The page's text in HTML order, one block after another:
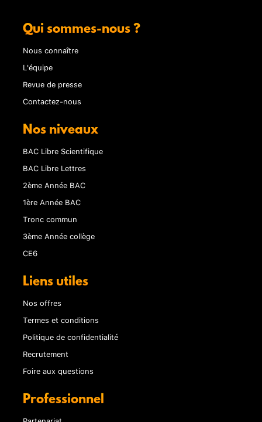
Qui sommes-nous ?
Nous connaître
L'équipe
Revue de presse
Contactez-nous
Nos niveaux
BAC Libre Scientifique
BAC Libre Lettres
2ème Année BAC
1ère Année BAC
Tronc commun
3ème Année collège
CE6
Liens utiles
Nos offres
Termes et conditions
Politique de confidentialité
Recrutement
Foire aux questions
Professionnel